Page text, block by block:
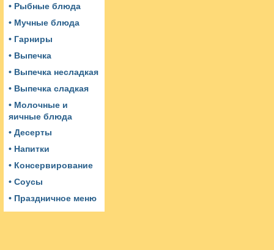
• Рыбные блюда
• Мучные блюда
• Гарниры
• Выпечка
• Выпечка несладкая
• Выпечка сладкая
• Молочные и
яичные блюда
• Десерты
• Напитки
• Консервирование
• Соусы
• Праздничное меню